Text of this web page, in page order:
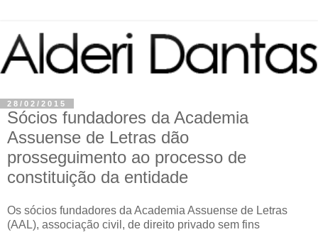
28/02/2015
Sócios fundadores da Academia
Assuense de Letras dão
prosseguimento ao processo de
constituição da entidade
Os sócios fundadores da Academia Assuense de Letras
(AAL), associação civil, de direito privado sem fins